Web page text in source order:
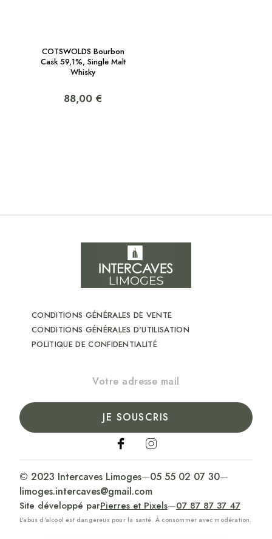
COTSWOLDS Bourbon
Cask 59,1%, Single Malt
Whisky
88,00 €
CONDITIONS GÉNÉRALES DE VENTE
CONDITIONS GÉNÉRALES D'UTILISATION
POLITIQUE DE CONFIDENTIALITÉ
JE SOUSCRIS
© 2023 Intercaves Limoges—05 55 02 07 30—
limoges.intercaves@gmail.com
Site développé parPierres et Pixels—07 87 87 37 47
L'abus d'alcool est dangereux pour la santé. À consommer avec modération.